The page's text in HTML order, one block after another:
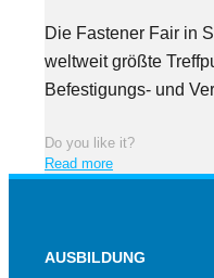
Die Fastener Fair in
weltweit größte
Befestigungs- und
Do you like it?
Read more
AUSBILDUNG